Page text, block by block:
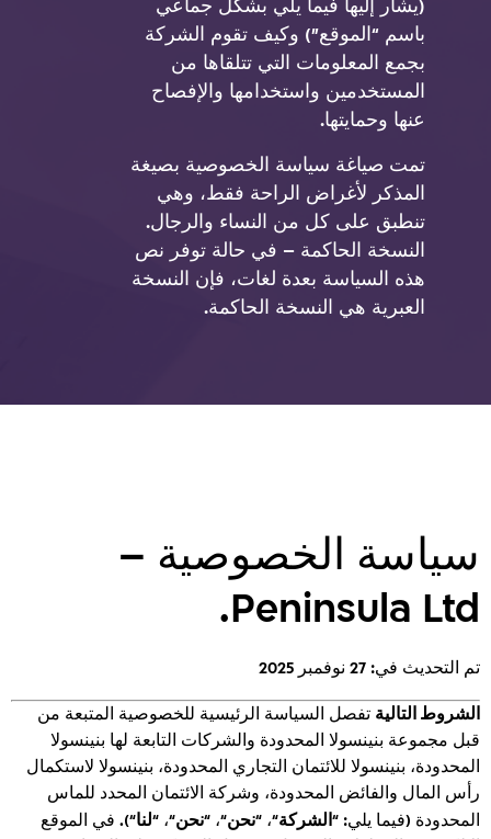
(يشار إليها فيما يلي بشكل جماعي
باسم “الموقع”) وكيف تقوم الشركة
بجمع المعلومات التي تتلقاها من
المستخدمين واستخدامها والإفصاح
عنها وحمايتها.
تمت صياغة سياسة الخصوصية بصيغة
المذكر لأغراض الراحة فقط، وهي
تنطبق على كل من النساء والرجال.
النسخة الحاكمة – في حالة توفر نص
هذه السياسة بعدة لغات، فإن النسخة
العبرية هي النسخة الحاكمة.
سياسة الخصوصية –
Peninsula Ltd.
تم التحديث في: 27 نوفمبر 2025
الشروط التالية تفصل السياسة الرئيسية للخصوصية المتبعة من
قبل مجموعة بنينسولا المحدودة والشركات التابعة لها بنينسولا
المحدودة، بنينسولا للائتمان التجاري المحدودة، بنينسولا لاستكمال
رأس المال والفائض المحدودة، وشركة الائتمان المحدد للماس
المحدودة (فيما يلي: “ الشركة“، “نحن“، “نحن“، “لنا“). في الموقع